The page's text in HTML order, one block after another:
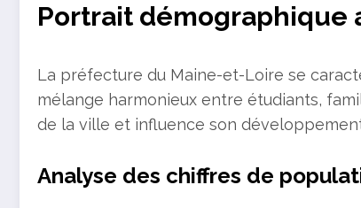
Portrait démographique
La préfecture du Maine-et-Loire se
mélange harmonieux entre étudiants,
de la ville et influence son
Analyse des chiffres de